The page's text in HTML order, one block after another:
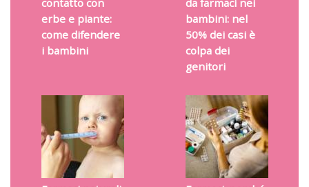
erbe e piante:
come difendere
i bambini
bambini: nel
50% dei casi è
colpa dei
genitori